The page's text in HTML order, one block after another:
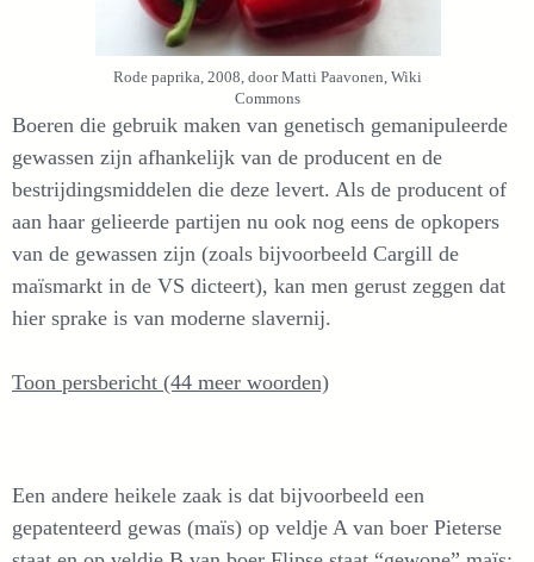
Rode paprika, 2008, door Matti Paavonen, Wiki
Commons
Boeren die gebruik maken van genetisch gemanipuleerde
gewassen zijn afhankelijk van de producent en de
bestrijdingsmiddelen die deze levert. Als de producent of
aan haar gelieerde partijen nu ook nog eens de opkopers
van de gewassen zijn (zoals bijvoorbeeld Cargill de
maïsmarkt in de VS dicteert), kan men gerust zeggen dat
hier sprake is van moderne slavernij.
Toon persbericht (44 meer woorden)
Een andere heikele zaak is dat bijvoorbeeld een
gepatenteerd gewas (maïs) op veldje A van boer Pieterse